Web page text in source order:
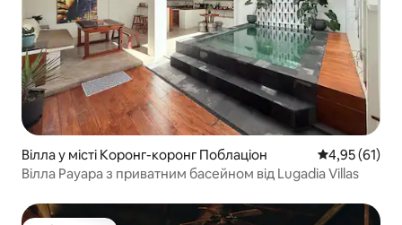
Вілла у місті Коронг-коронг Поблаціон Середня
4,95 (61)
Вілла Payapa з приватним басейном від Lugadia Villas